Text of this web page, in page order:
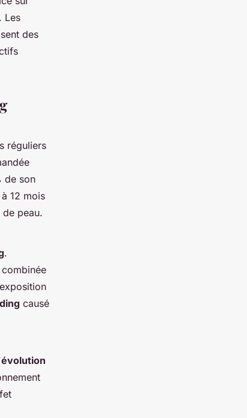
Les
des
réguliers
de son
12 mois
peau.
.
combinée
causé
évolution